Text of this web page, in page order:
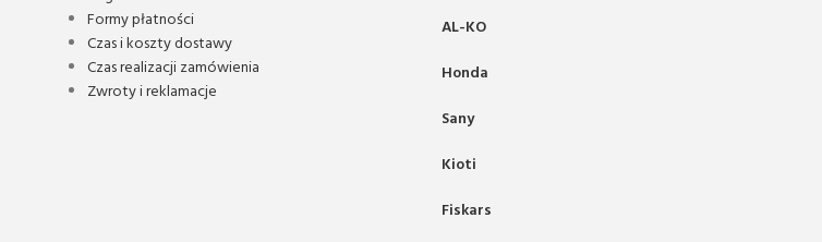
Formy płatności
Czas i koszty dostawy
Czas realizacji zamówienia
Zwroty i reklamacje
AL-KO
Honda
Sany
Kioti
Fiskars